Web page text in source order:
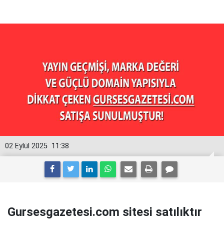
11:38
02 Eylül 2025
Gursesgazetesi.com sitesi satılıktır